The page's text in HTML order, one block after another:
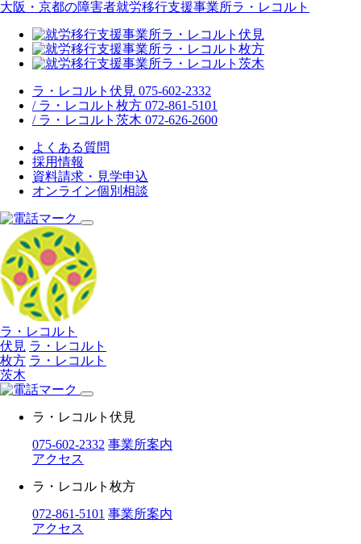
大阪・京都の障害者就労移行支援事業所ラ・レコルト
ラ・レコルト伏見 075-602-2332
/ ラ・レコルト枚方 072-861-5101
/ ラ・レコルト茨木 072-626-2600
よくある質問
採用情報
資料請求・見学申込
オンライン個別相談
ラ・レコルト
伏見 ラ・レコルト
枚方 ラ・レコルト
茨木
ラ・レコルト伏見
075-602-2332 事業所案内
アクセス
ラ・レコルト枚方
072-861-5101 事業所案内
アクセス